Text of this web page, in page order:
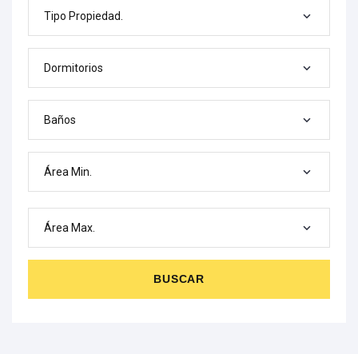
Tipo Propiedad.
Dormitorios
Baños
Área Min.
Área Max.
BUSCAR